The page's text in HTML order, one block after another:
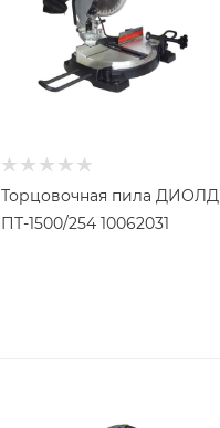
Торцовочная пила ДИОЛД
ПТ-1500/254 10062031